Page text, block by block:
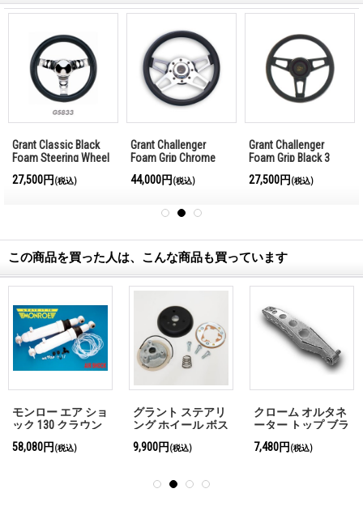
Grant Classic Black
Foam Steering Wheel
27,500円(税込)
Grant Challenger
Foam Grip Chrome
44,000円(税込)
Grant Challenger
Foam Grip Black 3
27,500円(税込)
この商品を買った人は、こんな商品も買っています
モンロー エア ショ
ック 130 クラウン
58,080円(税込)
グラント ステアリ
ング ホイール ボス
GB3000番代
9,900円(税込)
クローム オルタネ
ーター トップ ブラ
LWP
7,480円(税込)